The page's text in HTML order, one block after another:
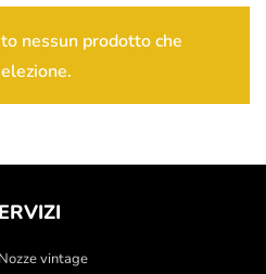
nessun prodotto che
vintage